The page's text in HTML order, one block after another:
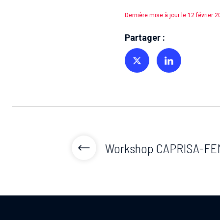
Dernière mise à jour le 12 février
Partager :
Partager sur TwitterPartager sur Linkedin
Workshop CAPRISA-